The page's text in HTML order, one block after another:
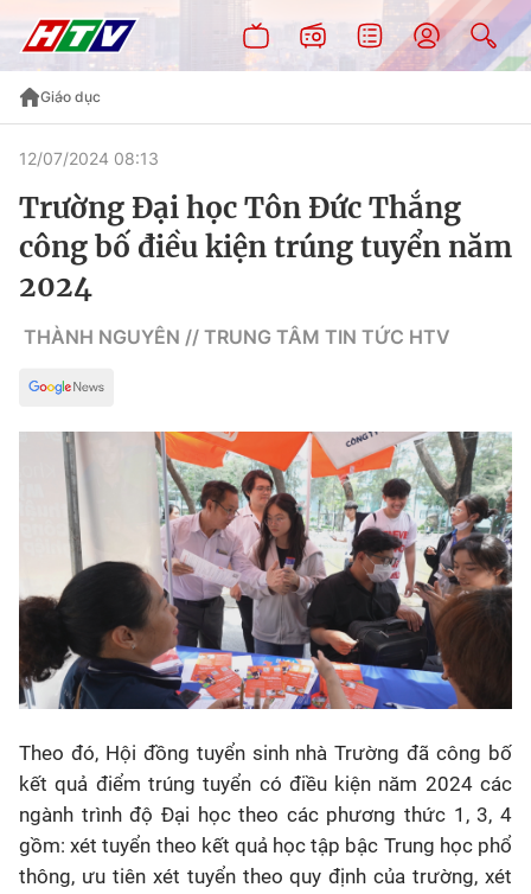
Giáo dục
12/07/2024 08:13
Trường Đại học Tôn Đức Thắng
công bố điều kiện trúng tuyển năm
2024
THÀNH NGUYÊN // TRUNG TÂM TIN TỨC HTV
Theo đó, Hội đồng tuyển sinh nhà Trường đã công bố
kết quả điểm trúng tuyển có điều kiện năm 2024 các
ngành trình độ Đại học theo các phương thức 1, 3, 4
gồm: xét tuyển theo kết quả học tập bậc Trung học phổ
thông, ưu tiên xét tuyển theo quy định của trường, xét